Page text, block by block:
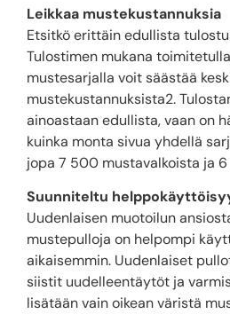
Leikkaa mustekustannuksia
Etsitkö erittäin edullista
Tulostimen mukana
mustesarjalla voit säästää
mustekustannuksista2.
ainoastaan edullista, vaan on
kuinka monta sivua yhdellä
jopa 7 500 mustavalkoista ja
Suunniteltu
Uudenlaisen muotoilun
mustepulloja on helpompi
aikaisemmin. Uudenlaiset
siistit uudelleentäytöt ja
lisätään vain oikean väristä